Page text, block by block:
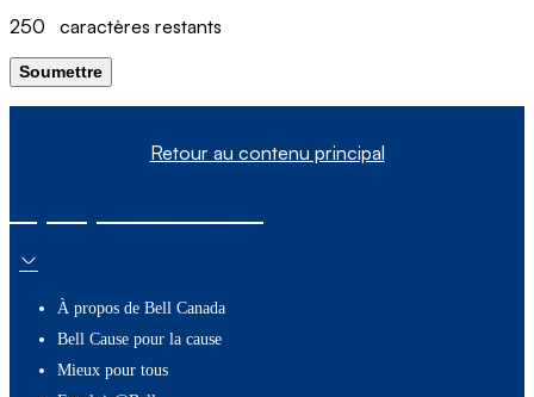
250 caractères restants
Soumettre
Retour au contenu principal
À propos de Bell Canada
Bell Cause pour la cause
Mieux pour tous